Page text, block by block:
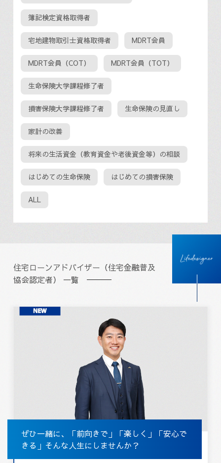
簿記検定資格取得者
宅地建物取引士資格取得者 MDRT会員
MDRT会員（COT） MDRT会員（TOT）
生命保険大学課程修了者
損害保険大学課程修了者 生命保険の見直し
家計の改善
将来の生活資金（教育資金や老後資金等）の相談
はじめての生命保険 はじめての損害保険
ALL
住宅ローンアドバイザー（住宅金融普及
協会認定者） 一覧
ぜひ一緒に、「前向きで」「楽しく」「安心で
きる」そんな人生にしませんか？